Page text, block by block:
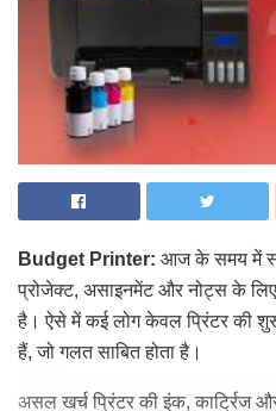
Budget Printer: आज के समय में
प्रोजेक्ट, असाइनमेंट और नोट्स के लिए
है। ऐसे में कई लोग केवल प्रिंटर की
हैं, जो गलत साबित होता है।
असल खर्च प्रिंटर की इंक, कार्ट्रिज